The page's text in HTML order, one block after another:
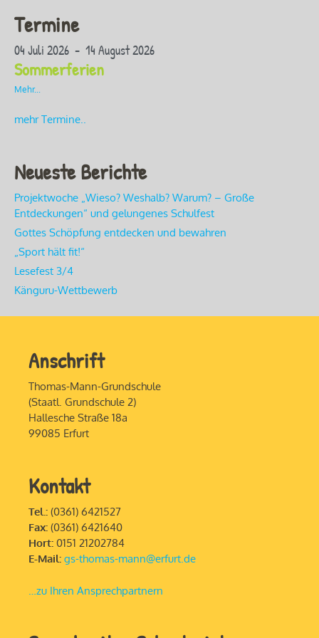
Termine
04 Juli 2026 - 14 August 2026
Sommerferien
Mehr...
mehr Termine..
Neueste Berichte
Projektwoche „Wieso? Weshalb? Warum? – Große
Entdeckungen“ und gelungenes Schulfest
Gottes Schöpfung entdecken und bewahren
„Sport hält fit!“
Lesefest 3/4
Känguru-Wettbewerb
Anschrift
Thomas-Mann-Grundschule
(Staatl. Grundschule 2)
Hallesche Straße 18a
99085 Erfurt
Kontakt
Tel.: (0361) 6421527
Fax: (0361) 6421640
Hort: 0151 21202784
E-Mail: gs-thomas-mann@erfurt.de
…zu Ihren Ansprechpartnern